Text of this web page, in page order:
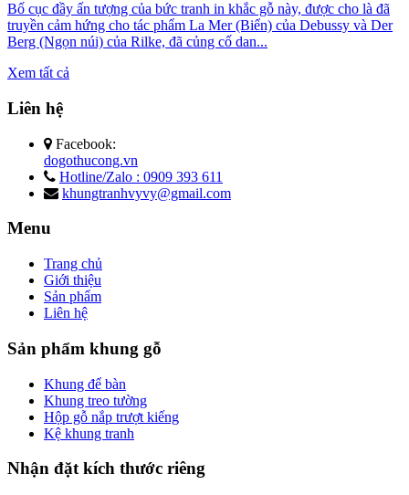
Bố cục đầy ấn tượng của bức tranh in khắc gỗ này, được cho là đã
truyền cảm hứng cho tác phẩm La Mer (Biển) của Debussy và Der
Berg (Ngọn núi) của Rilke, đã củng cố dan...
Xem tất cả
Liên hệ
Facebook:
dogothucong.vn
Hotline/Zalo : 0909 393 611
khungtranhvyvy@gmail.com
Menu
Trang chủ
Giới thiệu
Sản phẩm
Liên hệ
Sản phẩm khung gỗ
Khung để bàn
Khung treo tường
Hộp gỗ nắp trượt kiếng
Kệ khung tranh
Nhận đặt kích thước riêng